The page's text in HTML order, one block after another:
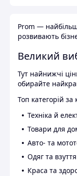
Prom —
розвивають
Великий
Тут найнижчі
обирайте
Топ категорій за
Техніка й
Товари для
Авто- та
Одяг та взуття
Краса та